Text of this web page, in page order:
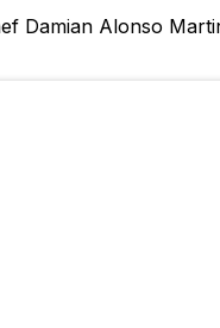
Damian Alonso